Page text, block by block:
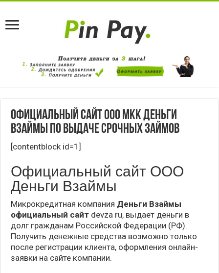
Официальный сайт ООО МКК Деньги
Взаймы по выдаче срочных займов
[contentblock id=1]
Официальный сайт ООО
Деньги Взаймы
Микрокредитная компания Деньги Взаймы
официальный сайт devza ru, выдает деньги в
долг гражданам Российской Федерации (РФ).
Получить денежные средства возможно только
после регистрации клиента, оформления онлайн-
заявки на сайте компании.